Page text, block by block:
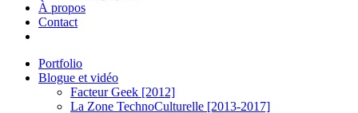
À propos
Contact
Portfolio
Blogue et vidéo
Facteur Geek [2012]
La Zone TechnoCulturelle [2013-2017]